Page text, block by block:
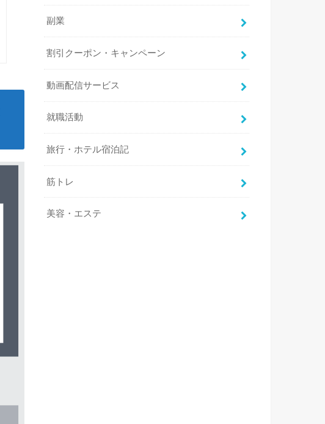
副業
割引クーポン・キャンペーン
動画配信サービス
就職活動
旅行・ホテル宿泊記
筋トレ
美容・エステ